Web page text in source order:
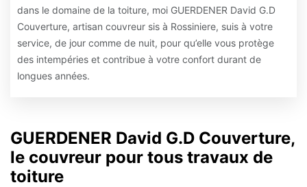
dans le domaine de la toiture, moi GUERDENER David G.D
Couverture, artisan couvreur sis à Rossiniere, suis à votre
service, de jour comme de nuit, pour qu’elle vous protège
des intempéries et contribue à votre confort durant de
longues années.
GUERDENER David G.D Couverture,
le couvreur pour tous travaux de
toiture